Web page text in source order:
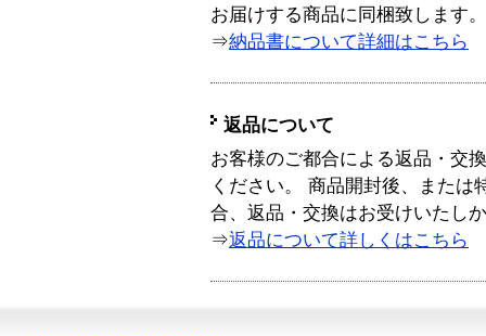
お届けする商品に同梱致します。
⇒納品書について詳細はこちら
返品について
お客様のご都合による返品・交
ください。 商品開封後、または
合、返品・交換はお受けいたし
⇒返品について詳しくはこちら